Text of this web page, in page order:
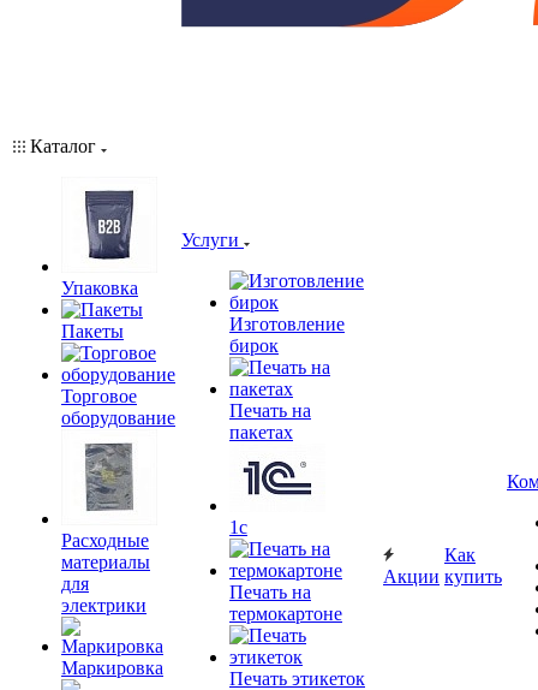
Каталог
Упаковка
Пакеты
Торговое
оборудование
Расходные
материалы
для
электрики
Маркировка
Услуги
Изготовление
бирок
Печать на
пакетах
1c
Печать на
термокартоне
Печать этикеток
Акции
Как
купить